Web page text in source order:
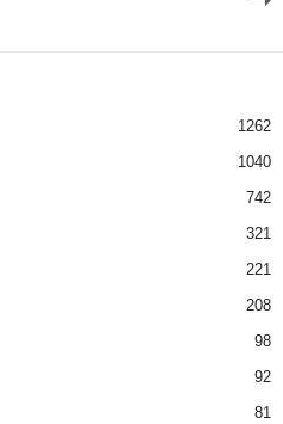
1262
1040
742
321
221
208
98
92
81